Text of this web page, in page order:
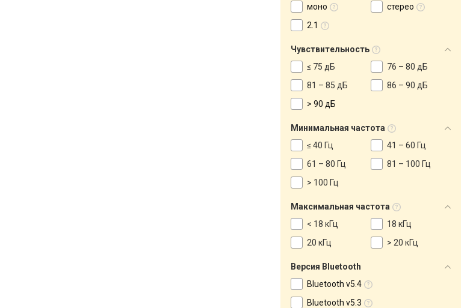
моно
стерео
2.1
Чувствительность
≤ 75 дБ
76 – 80 дБ
81 – 85 дБ
86 – 90 дБ
> 90 дБ
Минимальная частота
≤ 40 Гц
41 – 60 Гц
61 – 80 Гц
81 – 100 Гц
> 100 Гц
Максимальная частота
< 18 кГц
18 кГц
20 кГц
> 20 кГц
Версия Bluetooth
Bluetooth v5.4
Bluetooth v5.3